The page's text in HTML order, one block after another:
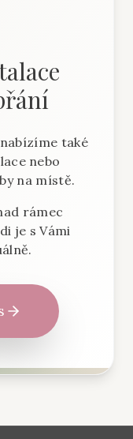
také
nebo
na místě.
rámec
je s Vámi